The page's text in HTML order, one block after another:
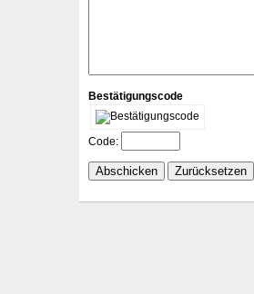
Bestätigungscode
Code: